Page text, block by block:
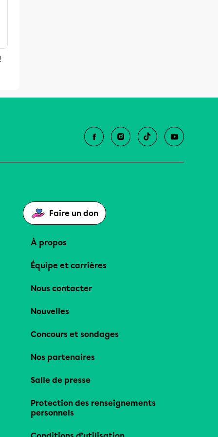
Faire un don
À propos
Équipe et carrières
Nous contacter
Nouvelles
Concours et sondages
Nos partenaires
Salle de presse
Protection des renseignements
personnels